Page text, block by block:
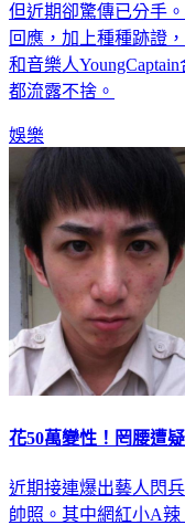
但近期卻驚傳已分手
回應，加上種種跡證
和音樂人
都流露不捨。
娛樂
花50萬變性！罔腰遭
近期接連爆出藝人閃
帥照。其中網紅小A